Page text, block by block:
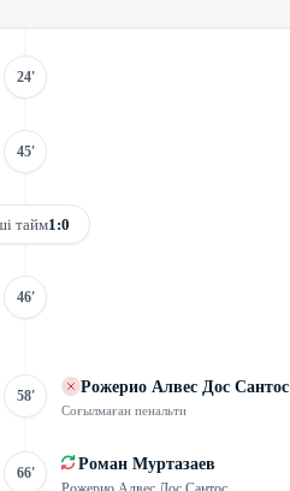
24'
45'
тайм1:0
46'
58' Рожерио Алвес Дос Сантос
Соғылмаған пенальти
66' Роман Муртазаев